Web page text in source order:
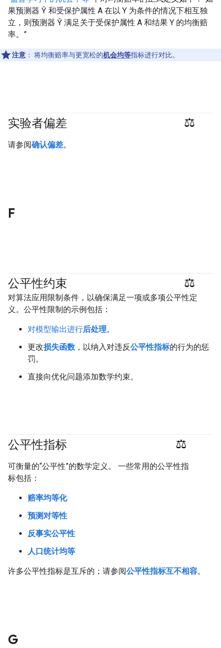
果预测器 Ŷ 和受保护属性 A 在以 Y 为条件的情况下相互独
立，则预测器 Ŷ 满足关于受保护属性 A 和结果 Y 的均衡赔
率。”
注意 ： 将均衡赔率与更宽松的机会均等指标进行对比。
实验者偏差
请参阅确认偏差。
F
公平性约束
对算法应用限制条件，以确保满足一项或多项公平性定
义。公平性限制的示例包括：
对模型输出进行后处理。
更改损失函数 ，以纳入对违反公平性指标的行为的惩
罚。
直接向优化问题添加数学约束。
公平性指标 #Metric
可衡量的“公平性”的数学定义。 一些常用的公平性指
标包括：
赔率均等化
预测对等性
反事实公平性
人口统计均等
许多公平性指标是互斥的；请参阅公平性指标互不相容。
G